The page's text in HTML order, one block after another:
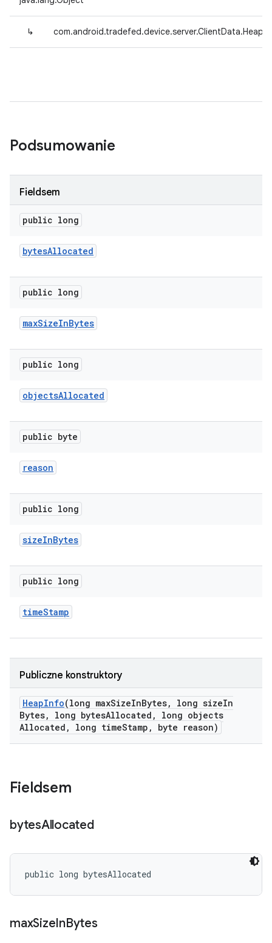
↳
Podsumowanie
Fieldsem
public long
bytesAllocated
public long
maxSizeInBytes
public long
objectsAllocated
public byte
reason
public long
sizeInBytes
public long
timeStamp
Publiczne konstruktory
HeapInfo(long maxSizeInBytes, long sizeIn
Bytes, long bytesAllocated ,
long objects
Allocated , long timeStamp , byte reason)
Fieldsem
bytesAllocated
public long bytesAllocated
maxSizeInBytes